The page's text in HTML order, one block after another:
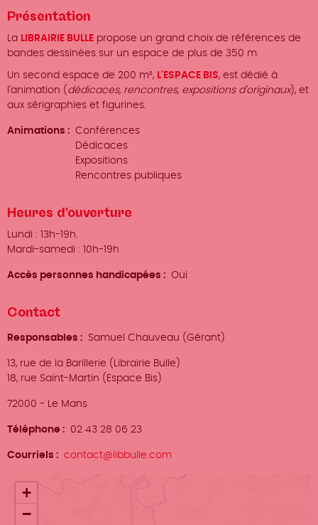
Présentation
La LIBRAIRIE BULLE propose un grand choix de références de
bandes dessinées sur un espace de plus de 350 m.
Un second espace de 200 m², L'ESPACE BIS, est dédié à
l'animation ( dédicaces, rencontres, expositions d'originaux), et
aux sérigraphies et figurines.
Animations
Conférences
Dédicaces
Expositions
Rencontres publiques
Heures d'ouverture
Lundi : 13h-19h.
Mardi-samedi : 10h-19h
Accès personnes handicapées Oui
Contact
Responsables Samuel Chauveau (Gérant)
Adresse
13, rue de la Barillerie (Librairie Bulle)
18, rue Saint-Martin (Espace Bis)
Ville
72000 - Le Mans
Téléphone 02 43 28 06 23
Courriels contact@libbulle.com
Localisation
+
−